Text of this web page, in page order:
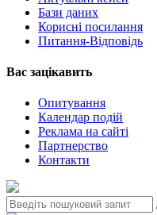
Бази даних
Корисні посилання
Питання-Відповідь
Вас зацiкавить
Опитування
Календар подій
Реклама на сайтi
Партнерство
Контакти